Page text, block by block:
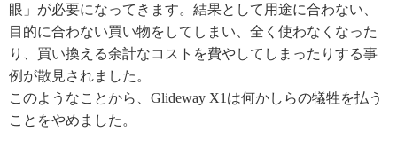
眼」が必要になってきます。結果として用途に合わない、
目的に合わない買い物をしてしまい、全く使わなくなった
り、買い換える余計なコストを費やしてしまったりする事
例が散見されました。
このようなことから、Glideway X1は何かしらの犠牲を払う
ことをやめました。